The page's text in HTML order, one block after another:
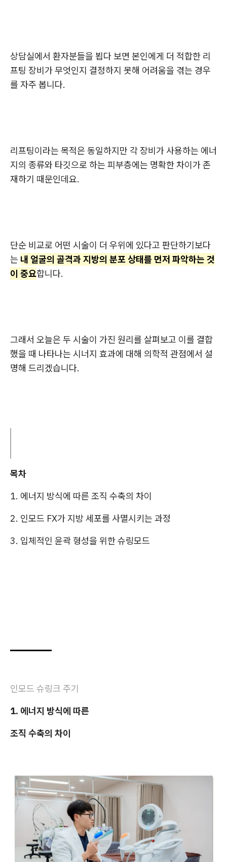
상담실에서 환자분들을 뵙다 보면 본인에게 더 적합한 리
프팅 장비가 무엇인지 결정하지 못해 어려움을 겪는 경우
를 자주 봅니다.
리프팅이라는 목적은 동일하지만 각 장비가 사용하는 에너
지의 종류와 타깃으로 하는 피부층에는 명확한 차이가 존
재하기 때문인데요.
단순 비교로 어떤 시술이 더 우위에 있다고 판단하기보다
는 내 얼굴의 골격과 지방의 분포 상태를 먼저 파악하는 것
이 중요합니다.
그래서 오늘은 두 시술이 가진 원리를 살펴보고 이를 결합
했을 때 나타나는 시너지 효과에 대해 의학적 관점에서 설
명해 드리겠습니다.
목차
1. 에너지 방식에 따른 조직 수축의 차이
2. 인모드 FX가 지방 세포를 사멸시키는 과정
3. 입체적인 윤곽 형성을 위한 슈링모드
인모드 슈링크 주기
1. 에너지 방식에 따른
조직 수축의 차이